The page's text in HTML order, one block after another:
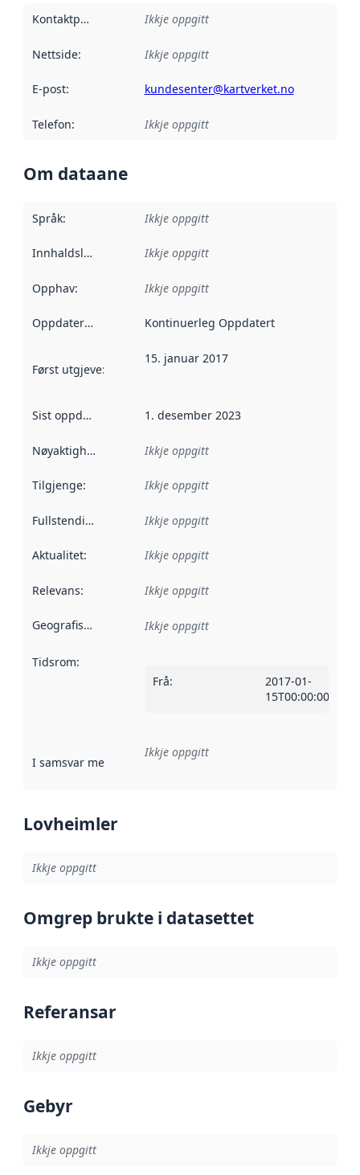
Kontaktpunkt Ikkje oppgitt
Nettside: Ikkje oppgitt
E-post: kundesenter@kartverket.no
Telefon: Ikkje oppgitt
Om dataane
Språk: Ikkje oppgitt
Innhaldsleverandørar :
Ikkje oppgitt
Opphav: Ikkje oppgitt
Oppdateringsfrekvens :
Kontinuerleg Oppdatert
Først utgjeve: Denne datoen seier når dataa i dette
15. januar 2017
Sist oppdatert 1. desember 2023
Nøyaktigheit Ikkje oppgitt
Tilgjenge: Ikkje oppgitt
Fullstendigheit Ikkje oppgitt
Aktualitet: Ikkje oppgitt
Relevans: Ikkje oppgitt
Geografisk område Ikkje oppgitt
Tidsrom:
Frå:
2017-01-
15T00:00:00Z
I samsvar med Referanse til ei implementeringsregel eller
Ikkje oppgitt
Lovheimler
Ikkje oppgitt
Omgrep brukte i datasettet
Ikkje oppgitt
Referansar
Ikkje oppgitt
Gebyr
Ikkje oppgitt